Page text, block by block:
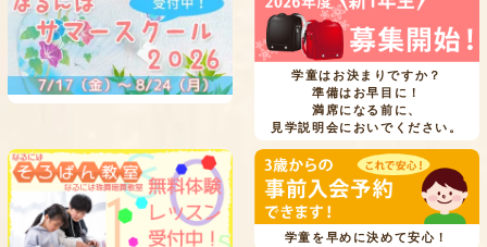
学童はお決まりですか？
準備はお早目に！
満席になる前に、
見学説明会においでください。
学童を早めに決めて安心！